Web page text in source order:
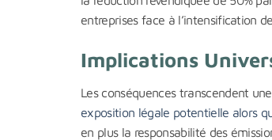
entreprises face à l’intensification
Implications
Les conséquences transcendent
exposition légale potentielle alors
en plus la responsabilité des